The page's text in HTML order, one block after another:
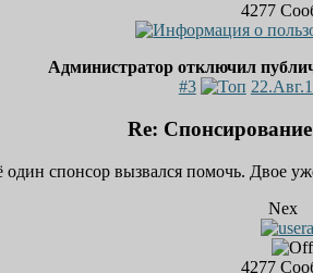
4277
Администратор отключил
#3
Re:
спонсор вызвался помочь. Двое
Nex
4277